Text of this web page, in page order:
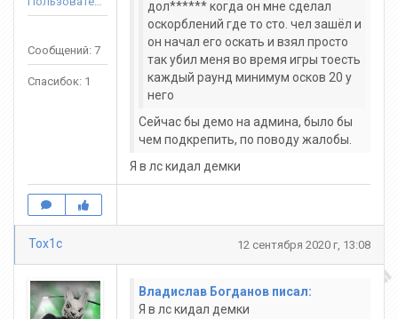
Сообщений: 7
Спасибок: 1
дол****** когда он мне сделал
оскорблений где то сто. чел зашёл и
он начал его оскать и взял просто
так убил меня во время игры тоесть
каждый раунд минимум осков 20 у
него
Сейчас бы демо на админа, было бы
чем подкрепить, по поводу жалобы.
Я в лс кидал демки
Tox1c 12 сентября 2020 г, 13:08
Владислав Богданов писал:
Я в лс кидал демки